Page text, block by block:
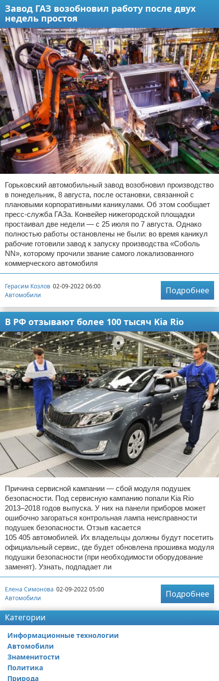
Завод ГАЗ возобновил работу после двух
недель простоя
Горьковский автомобильный завод возобновил производство
в понедельник, 8 августа, после остановки, связанной с
плановыми корпоративными каникулами. Об этом сообщает
пресс-служба ГАЗа. Конвейер нижегородской площадки
простаивал две недели — с 25 июля по 7 августа. Однако
полностью работы остановлены не были: во время каникул
рабочие готовили завод к запуску производства «Соболь
NN», которому прочили звание самого локализованного
коммерческого автомобиля
Герасим Козлов 02-09-2022 06:00
Автомобили
Подробнее
В РФ отзывают более 100 тысяч Kia Rio
Причина сервисной кампании — сбой модуля подушек
безопасности. Под сервисную кампанию попали Kia Rio
2013–2018 годов выпуска. У них на панели приборов может
ошибочно загораться контрольная лампа неисправности
подушек безопасности. Отзыв касается
105 405 автомобилей. Их владельцы должны будут посетить
официальный сервис, где будет обновлена прошивка модуля
подушки безопасности (при необходимости оборудование
заменят). Узнать, подпадает ли
Елена Симонова 02-09-2022 05:00
Автомобили
Подробнее
Категории
Информационные технологии
Автомобили
Знаменитости
Политика
Природа